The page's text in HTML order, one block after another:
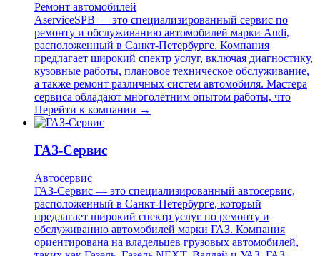
Ремонт автомобилей
AserviceSPB — это специализированный сервис по
ремонту и обслуживанию автомобилей марки Audi,
расположенный в Санкт-Петербурге. Компания
предлагает широкий спектр услуг, включая диагностику,
кузовные работы, плановое техническое обслуживание,
а также ремонт различных систем автомобиля. Мастера
сервиса обладают многолетним опытом работы, что
Перейти к компании →
ГАЗ-Сервис
Автосервис
ГАЗ-Сервис — это специализированный автосервис,
расположенный в Санкт-Петербурге, который
предлагает широкий спектр услуг по ремонту и
обслуживанию автомобилей марки ГАЗ. Компания
ориентирована на владельцев грузовых автомобилей,